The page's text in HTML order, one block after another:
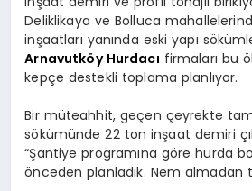
Deliklikaya ve Bolluca
inşaatları yanında eski yapı
Arnavutköy Hurdacı firmaları bu
kepçe destekli toplama planlıyor.
Bir müteahhit, geçen çeyrekte
sökümünde 22 ton inşaat demiri
“Şantiye programına göre hurda
önceden planladık. Nem almadan